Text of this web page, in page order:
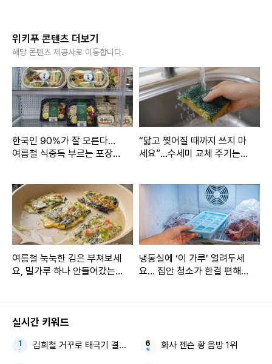
위키푸 콘텐츠 더보기
해당 콘텐츠 제공사로 이동합니다.
한국인 90%가 잘 모른다…
여름철 식중독 부르는 포장
“닳고 찢어질 때까지 쓰지 마
세요”…수세미 교체 주기는
여름철 눅눅한 김은 부쳐보세
요, 밀가루 하나 안들어갔는
냉동실에 ‘이 가루’ 얼려두세
요… 집안 청소가 한결 편해집
실시간 키워드
김희철 거꾸로 태극기 결혼 발표 화사 젠슨 황 음방 1위